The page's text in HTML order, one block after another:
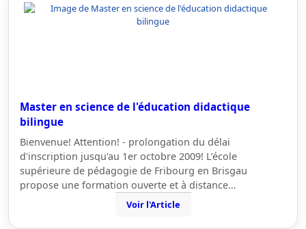
Master en science de l'éducation didactique
bilingue
Bienvenue! Attention! - prolongation du délai
d'inscription jusqu'au 1er octobre 2009! L’école
supérieure de pédagogie de Fribourg en Brisgau
propose une formation ouverte et à distance…
Voir l'Article